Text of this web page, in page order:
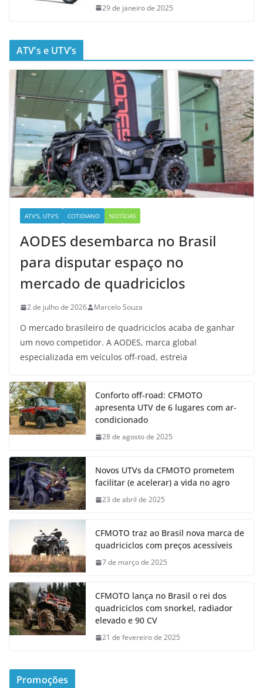
29 de janeiro de 2025
ATV’s e UTV’s
ATV'S, UTV'S COTIDIANO NOTÍCIAS
AODES desembarca no Brasil
para disputar espaço no
mercado de quadriciclos
2 de julho de 2026 Marcelo Souza
O mercado brasileiro de quadriciclos acaba de ganhar
um novo competidor. A AODES, marca global
especializada em veículos off-road, estreia
Conforto off-road: CFMOTO
apresenta UTV de 6 lugares com ar-
condicionado
28 de agosto de 2025
Novos UTVs da CFMOTO prometem
facilitar (e acelerar) a vida no agro
23 de abril de 2025
CFMOTO traz ao Brasil nova marca de
quadriciclos com preços acessíveis
7 de março de 2025
CFMOTO lança no Brasil o rei dos
quadriciclos com snorkel, radiador
elevado e 90 CV
21 de fevereiro de 2025
Promoções